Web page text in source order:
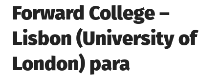
Forward College –
Lisbon (University of
London) para